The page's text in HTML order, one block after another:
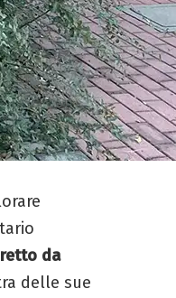
da
delle sue